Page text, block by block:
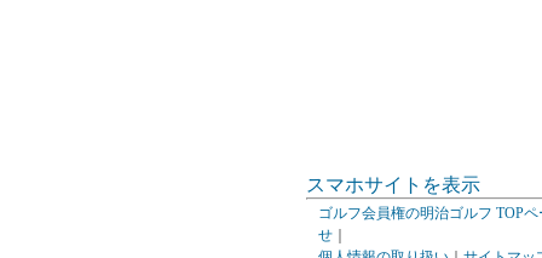
スマホサイトを表示
ゴルフ会員権の明治ゴルフ TOPペ
せ